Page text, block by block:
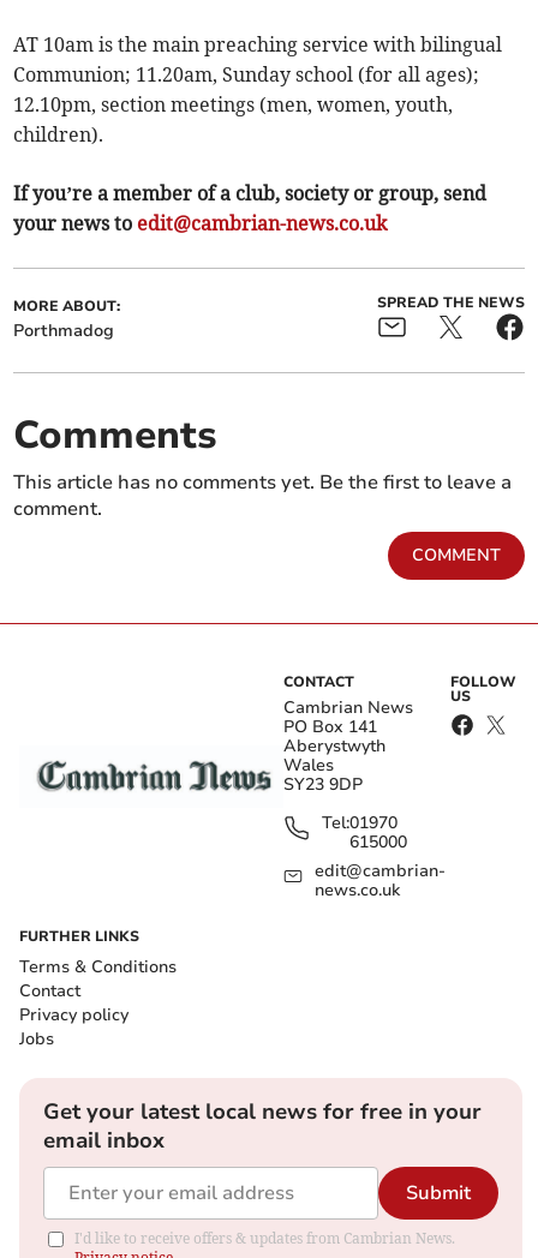
AT 10am is the main preaching service with bilingual
Communion; 11.20am, Sunday school (for all ages);
12.10pm, section meetings (men, women, youth,
children).
If you’re a member of a club, society or group, send
your news to edit@cambrian-news.co.uk
MORE ABOUT:
Porthmadog
SPREAD THE NEWS
Comments
This article has no comments yet. Be the first to leave a
comment.
COMMENT
CONTACT
Cambrian News
PO Box 141
Aberystwyth
Wales
SY23 9DP
Tel:01970
615000
edit@cambrian-
news.co.uk
FOLLOW
US
FURTHER LINKS
Terms & Conditions
Contact
Privacy policy
Jobs
Get your latest local news for free in your
email inbox
Submit
I'd like to receive offers & updates from Cambrian News.